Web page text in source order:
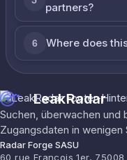
partners?
6 Where does
LeakRadar
Suchen, überwachen
Zugangsdaten in wenigen
Radar Forge SASU
60 rue François 1er,